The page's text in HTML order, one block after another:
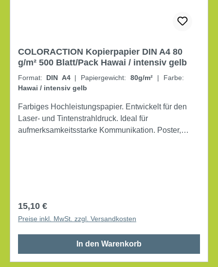
COLORACTION Kopierpapier DIN A4 80
g/m² 500 Blatt/Pack Hawai / intensiv gelb
Format: DIN A4 | Papiergewicht: 80g/m² |
Farbe:
Hawai / intensiv gelb
Farbiges Hochleistungspapier. Entwickelt für den
Laser- und Tintenstrahldruck. Ideal für
aufmerksamkeitsstarke Kommunikation. Poster,
Regulärer Preis:
15,10 €
Preise inkl. MwSt. zzgl. Versandkosten
In den Warenkorb